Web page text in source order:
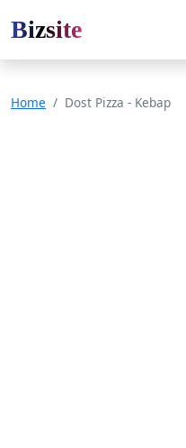
Bizsite
Home Dost Pizza - Kebap